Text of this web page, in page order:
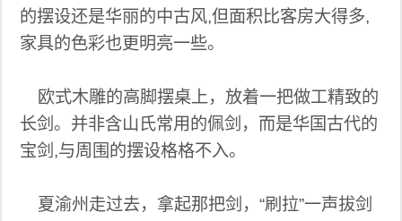
的摆设还是华丽的中古风,但面积比客房大得多,
家具的色彩也更明亮一些。
欧式木雕的高脚摆桌上，放着一把做工精致的
长剑。并非含山氏常用的佩剑，而是华国古代的
宝剑,与周围的摆设格格不入。
夏渝州走过去，拿起那把剑，“刷拉”一声拔剑